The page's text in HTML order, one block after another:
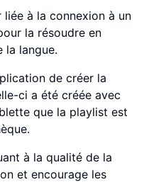
à la connexion à un
la résoudre en
la langue.
de créer la
ci a été créée avec
que la playlist est
à la qualité de la
et encourage les